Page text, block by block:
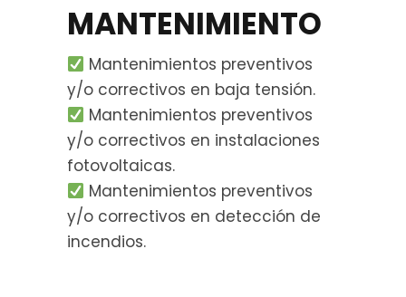
MANTENIMIENTO
Mantenimientos preventivos
y/o correctivos en baja tensión.
Mantenimientos preventivos
y/o correctivos en instalaciones
fotovoltaicas.
Mantenimientos preventivos
y/o correctivos en detección de
incendios.